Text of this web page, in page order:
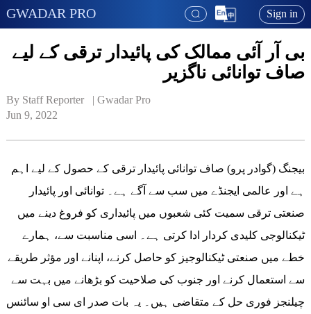
GWADAR PRO Sign in
بی آر آئی ممالک کی پائیدار ترقی کے لیے
صاف توانائی ناگزیر
By Staff Reporter   | Gwadar Pro
Jun 9, 2022
بیجنگ (گوادر پرو) صاف توانائی پائیدار ترقی کے حصول کے لیے اہم
ہے اور عالمی ایجنڈے میں سب سے آگے ہے۔ توانائی اور پائیدار
صنعتی ترقی سمیت کئی شعبوں میں پائیداری کو فروغ دینے میں
ٹیکنالوجی کلیدی کردار ادا کرتی ہے۔ اسی مناسبت سے، ہمارے
خطے میں صنعتی ٹیکنالوجیز کو حاصل کرنے، اپنانے اور مؤثر طریقے
سے استعمال کرنے اور جنوب کی صلاحیت کو بڑھانے میں بہت سے
چیلنجز فوری حل کے متقاضی ہیں۔ یہ بات صدر ای سی او سائنس